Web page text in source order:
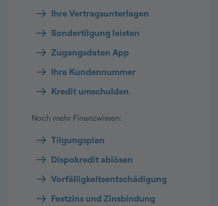
Ihre Vertragsunterlagen
Sondertilgung leisten
Zugangsdaten App
Ihre Kundennummer
Kredit umschulden
Noch mehr Finanzwissen:
Tilgungsplan
Dispokredit ablösen
Vorfälligkeitsentschädigung
Festzins und Zinsbindung